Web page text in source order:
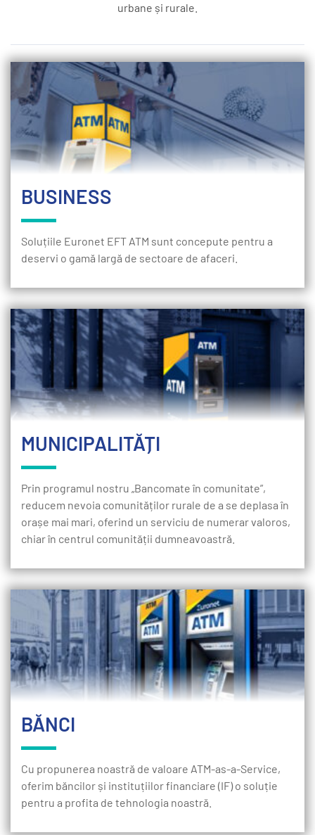
urbane și rurale.
BUSINESS
Soluțiile Euronet EFT ATM sunt concepute pentru a
deservi o gamă largă de sectoare de afaceri.
MUNICIPALITĂȚI
Prin programul nostru „Bancomate în comunitate”,
reducem nevoia comunităților rurale de a se deplasa în
orașe mai mari, oferind un serviciu de numerar valoros,
chiar în centrul comunității dumneavoastră.
BĂNCI
Cu propunerea noastră de valoare ATM-as-a-Service,
oferim băncilor și instituțiilor financiare (IF) o soluție
pentru a profita de tehnologia noastră.